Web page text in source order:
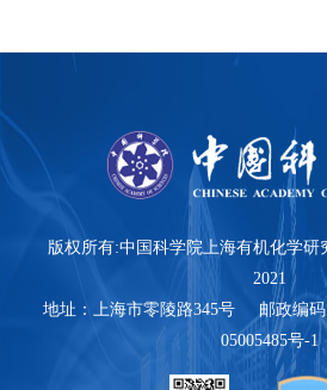
版权所有:中国科学院上海有机化学研
2021
地址：上海市零陵路345号 邮政
05005485号-1